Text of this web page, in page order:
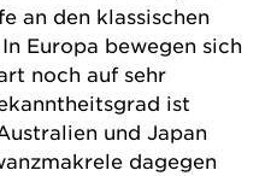
an den klassischen
Europa bewegen sich
noch auf sehr
ist
und Japan
dagegen